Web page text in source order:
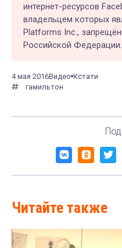
интернет-ресурсов
владельцем которых
Platforms Inc.,
Российской Федерации.
4 мая 2016Видео Кстати
гамильтон
Читайте также